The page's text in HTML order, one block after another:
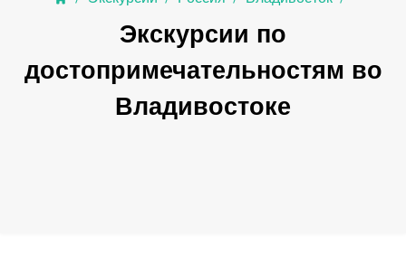
Экскурсии по
достопримечательностям во
Владивостоке